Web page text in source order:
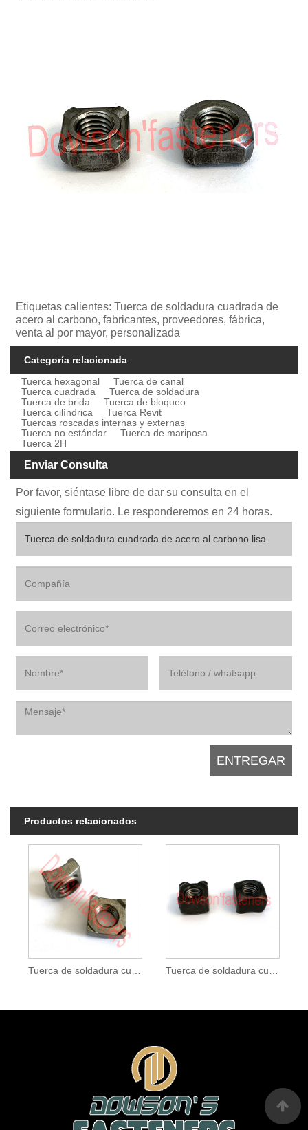
Etiquetas calientes: Tuerca de soldadura cuadrada de
acero al carbono, fabricantes, proveedores, fábrica,
venta al por mayor, personalizada
Categoría relacionada
Tuerca hexagonal
Tuerca de canal
Tuerca cuadrada
Tuerca de soldadura
Tuerca de brida
Tuerca de bloqueo
Tuerca cilíndrica
Tuerca Revit
Tuercas roscadas internas y externas
Tuerca no estándar
Tuerca de mariposa
Tuerca 2H
Enviar Consulta
Por favor, siéntase libre de dar su consulta en el
siguiente formulario. Le responderemos en 24 horas.
Productos relacionados